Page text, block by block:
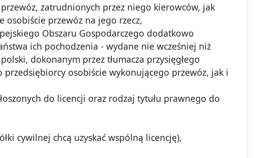
zatrudnionych przez niego kierowców, jak
przewóz na jego rzecz,
Obszaru Gospodarczego dodatkowo
ich pochodzenia - wydane nie wcześniej niż
dokonanym przez tłumacza przysięgłego
osobiście wykonującego przewóz, jak i
do licencji oraz rodzaj tytułu prawnego do
cywilnej chcą uzyskać wspólną licencję),